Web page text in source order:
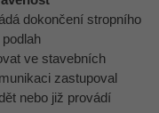
dokončení stropního
ve stavebních
zastupoval
nebo již provádí